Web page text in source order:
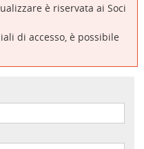
è riservata ai Soci
di accesso, è possibile